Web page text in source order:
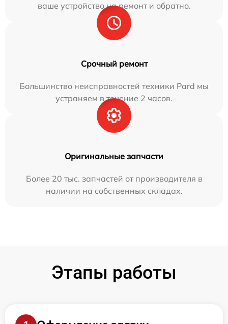
ваше устройство на ремонт и обратно.
Срочный ремонт
Большинство неисправностей техники Pard мы
устраняем в течение 2 часов.
Оригинальные запчасти
Более 20 тыс. запчастей от производителя в
наличии на собственных складах.
Этапы работы